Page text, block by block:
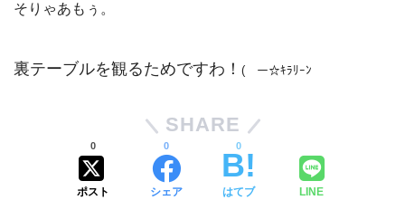
そりゃあもぅ。
裏テーブルを観るためですわ！ (￣ー☆ｷﾗﾘｰﾝ
SHARE
ポスト
0
シェア
0
はてブ
0
LINE